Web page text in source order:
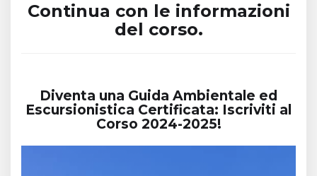
Continua con le informazioni
del corso.
Diventa una Guida Ambientale ed
Escursionistica Certificata: Iscriviti al
Corso 2024-2025!